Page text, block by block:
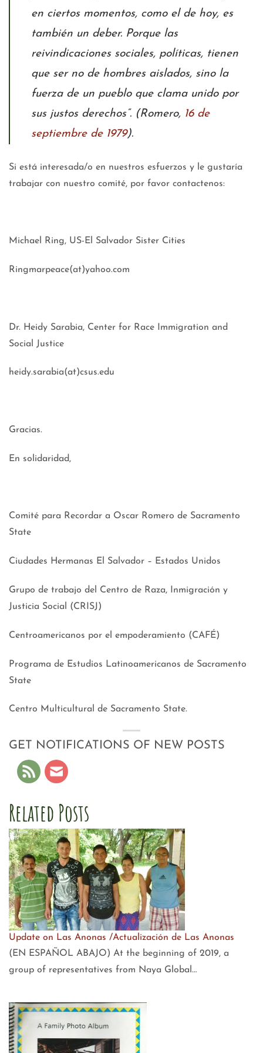
en ciertos momentos, como el de hoy, es
también un deber. Porque las
reivindicaciones sociales, políticas, tienen
que ser no de hombres aislados, sino la
fuerza de un pueblo que clama unido por
sus justos derechos”. (Romero, 16 de
septiembre de 1979).
Si está interesada/o en nuestros esfuerzos y le gustaría
trabajar con nuestro comité, por favor contactenos:
Michael Ring, US-El Salvador Sister Cities
Ringmarpeace(at)yahoo.com
Dr. Heidy Sarabia, Center for Race Immigration and
Social Justice
heidy.sarabia(at)csus.edu
Gracias.
En solidaridad,
Comité para Recordar a Oscar Romero de Sacramento
State
Ciudades Hermanas El Salvador – Estados Unidos
Grupo de trabajo del Centro de Raza, Inmigración y
Justicia Social (CRISJ)
Centroamericanos por el empoderamiento (CAFÉ)
Programa de Estudios Latinoamericanos de Sacramento
State
Centro Multicultural de Sacramento State.
GET NOTIFICATIONS OF NEW POSTS
Related Posts
Update on Las Anonas /Actualización de Las Anonas
(EN ESPAÑOL ABAJO) At the beginning of 2019, a
group of representatives from Naya Global…